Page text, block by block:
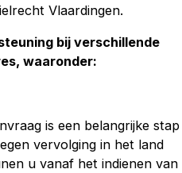
Vlaardingen.
bij verschillende
waaronder:
is een belangrijke stap
vervolging in het land
u vanaf het indienen van